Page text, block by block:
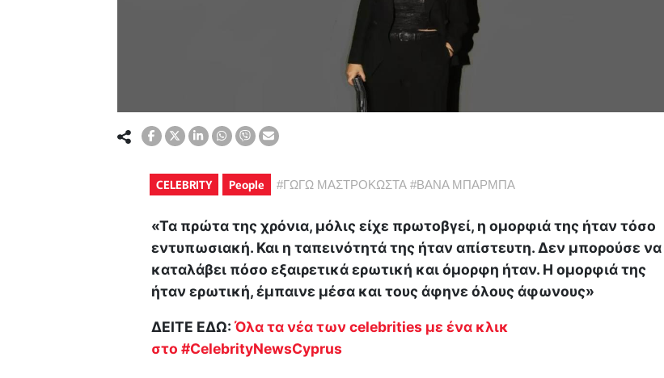
CELEBRITY People #ΓΩΓΩ ΜΑΣΤΡΟΚΩΣΤΑ #ΒΑΝΑ ΜΠΑΡΜΠΑ
«Τα πρώτα της χρόνια, μόλις είχε πρωτοβγεί, η ομορφιά της ήταν τόσο
εντυπωσιακή. Και η ταπεινότητά της ήταν απίστευτη. Δεν μπορούσε να
καταλάβει πόσο εξαιρετικά ερωτική και όμορφη ήταν. Η ομορφιά της
ήταν ερωτική, έμπαινε μέσα και τους άφηνε όλους άφωνους»
ΔΕΙΤΕ ΕΔΩ: Όλα τα νέα των celebrities με ένα κλικ
στο #CelebrityNewsCyprus